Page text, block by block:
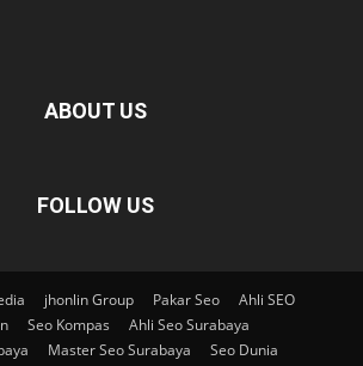
ABOUT US
FOLLOW US
jhonlin Group Pakar Seo
Ahli SEO
Seo Kompas
Ahli Seo Surabaya
Master Seo Surabaya
Seo Dunia